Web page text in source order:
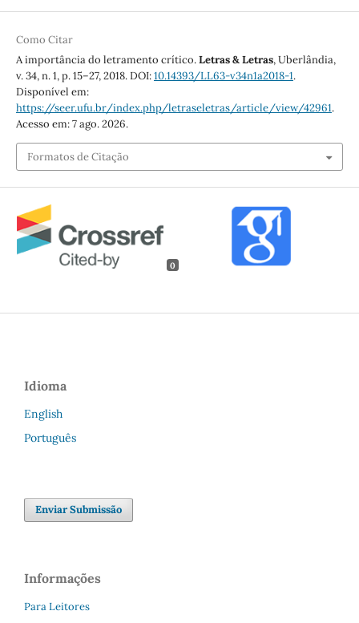
Como Citar
A importância do letramento crítico.Letras & Letras, Uberlândia,
v. 34, n. 1, p. 15–27, 2018. DOI:10.14393/LL63-v34n1a2018-1.
Disponível em:
https://seer.ufu.br/index.php/letraseletras/article/view/42961.
Acesso em: 7 ago. 2026.
Formatos de Citação
0
Idioma
English
Português
Enviar Submissão
Informações
Para Leitores